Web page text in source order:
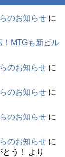
のお知らせに
！MTGも新ビル
のお知らせに
のお知らせに
のお知らせに
のお知らせに
う！
より